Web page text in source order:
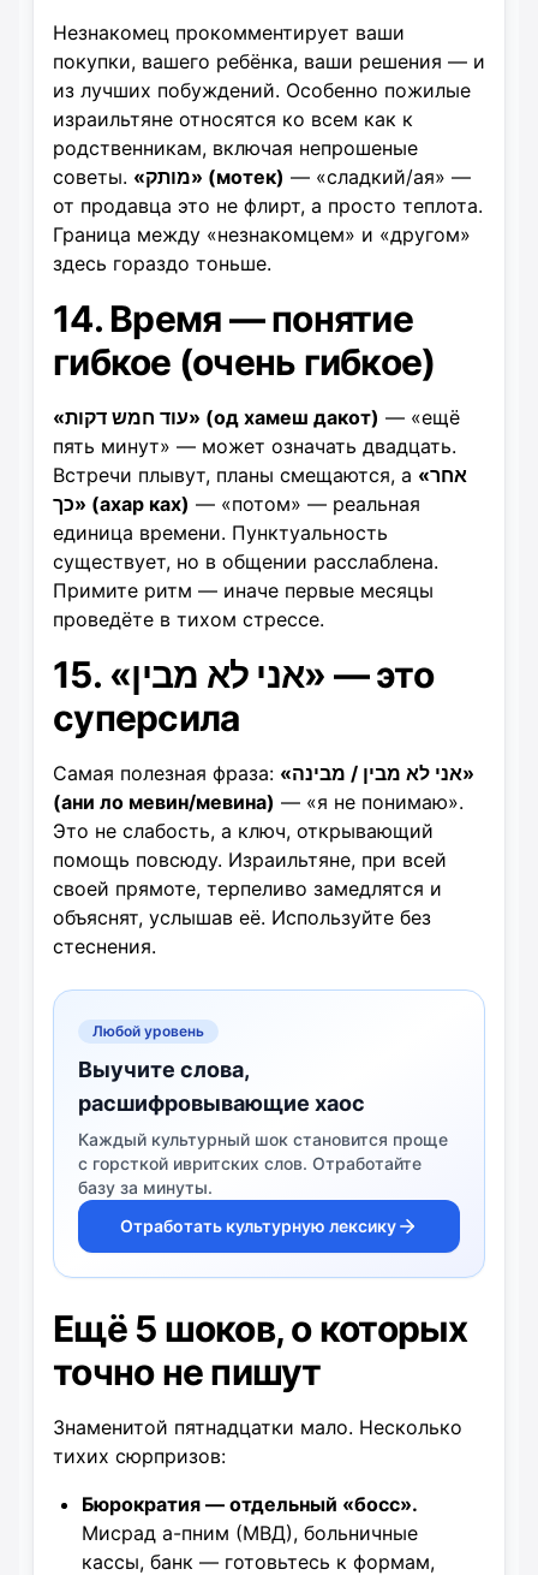
Незнакомец прокомментирует ваши
покупки, вашего ребёнка, ваши решения — и
из лучших побуждений. Особенно пожилые
израильтяне относятся ко всем как к
родственникам, включая непрошеные
советы.
«מותק» (мотек) — «сладкий/ая» —
от продавца это не флирт, а просто теплота.
Граница между «незнакомцем» и «другом»
здесь гораздо тоньше.
14. Время — понятие
гибкое (очень гибкое)
«עוד חמש דקות» (од хамеш дакот) — «ещё
пять минут» — может означать двадцать.
Встречи плывут, планы смещаются, а «אחר
כך» (ахар ках) — «потом» — реальная
единица времени. Пунктуальность
существует, но в общении расслаблена.
Примите ритм — иначе первые месяцы
проведёте в тихом стрессе.
15. «אני לא מבין» — это
суперсила
Самая полезная фраза: «אני לא מבין / מבינה»
(ани ло мевин/мевина) — «я не понимаю».
Это не слабость, а ключ, открывающий
помощь повсюду. Израильтяне, при всей
своей прямоте, терпеливо замедлятся и
объяснят, услышав её. Используйте без
стеснения.
Любой уровень
Выучите слова,
расшифровывающие хаос
Каждый культурный шок становится проще
с горсткой ивритских слов. Отработайте
базу за минуты.
Отработать культурную лексику
Ещё 5 шоков, о которых
точно не пишут
Знаменитой пятнадцатки мало. Несколько
тихих сюрпризов:
Бюрократия — отдельный «босс».
Мисрад а-пним (МВД), больничные
кассы, банк — готовьтесь к формам,